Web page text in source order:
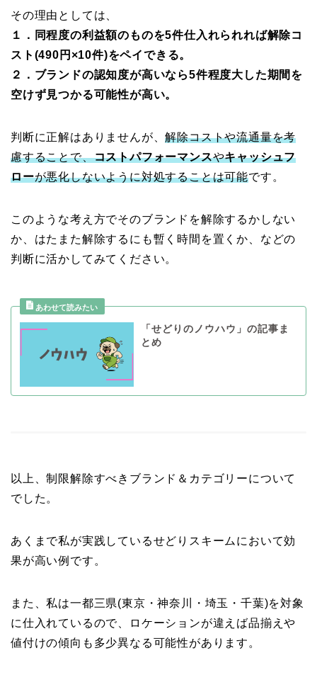
その理由としては、
１．同程度の利益額のものを5件仕入れられれば解除コ
スト(490円×10件)をペイできる。
２．ブランドの認知度が高いなら5件程度大した期間を
空けず見つかる可能性が高い。
判断に正解はありませんが、解除コストや流通量を考
慮することで、コストパフォーマンスやキャッシュフ
ローが悪化しないように対処することは可能です。
このような考え方でそのブランドを解除するかしない
か、はたまた解除するにも暫く時間を置くか、などの
判断に活かしてみてください。
「せどりのノウハウ」の記事ま
とめ
以上、制限解除すべきブランド＆カテゴリーについて
でした。
あくまで私が実践しているせどりスキームにおいて効
果が高い例です。
また、私は一都三県(東京・神奈川・埼玉・千葉)を対象
に仕入れているので、ロケーションが違えば品揃えや
値付けの傾向も多少異なる可能性があります。